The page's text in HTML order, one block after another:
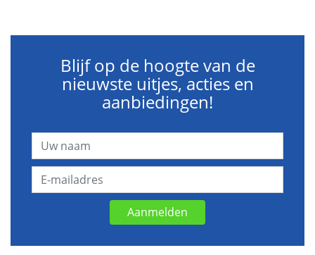
Blijf op de hoogte van de
nieuwste uitjes, acties en
aanbiedingen!
Aanmelden